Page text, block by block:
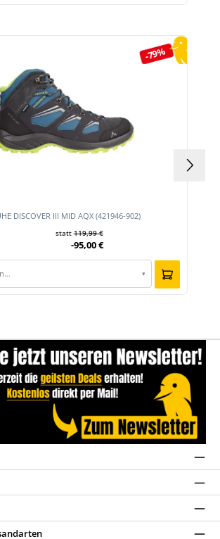
-79%
DISCOVER III MID AQX (421946-902)
statt119,99 €
-95,00 €
▾